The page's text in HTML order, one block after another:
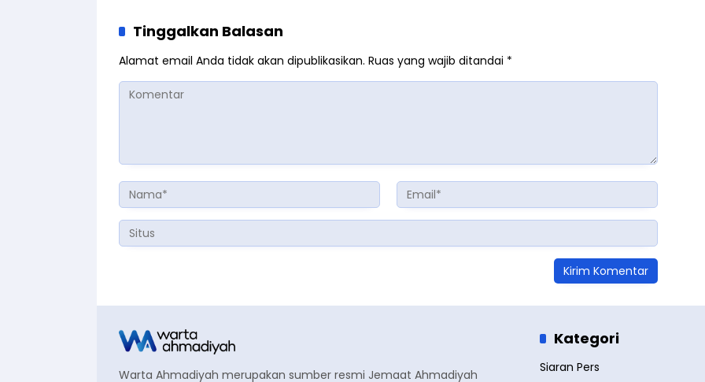
Tinggalkan Balasan
Alamat email Anda tidak akan dipublikasikan. Ruas yang wajib ditandai *
Warta Ahmadiyah merupakan sumber resmi Jemaat Ahmadiyah
Kategori
Siaran Pers